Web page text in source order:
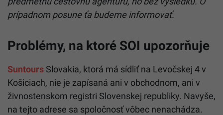
prípadnom posune ťa budeme informovať.
Problémy, na ktoré SOI upozorňuje
Suntours Slovakia, ktorá má sídliť na Levočskej 4 v
Košiciach, nie je zapísaná ani v obchodnom, ani v
živnostenskom registri Slovenskej republiky. Navyše,
na tejto adrese sa spoločnosť vôbec nenachádza.